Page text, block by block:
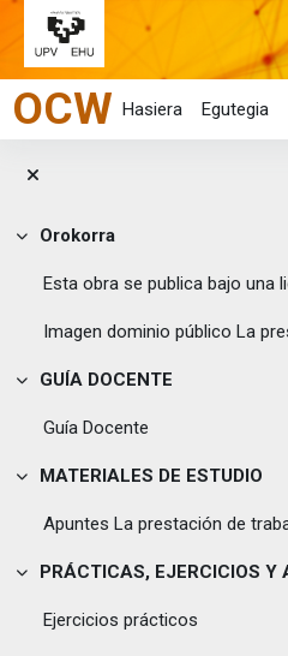
Joan eduki nagusira zuzenean
OCW Hasiera Egutegia
Tolestu
Orokorra
Tolestu
GUÍA DOCENTE
Guía Docente
Tolestu
MATERIALES DE ESTUDIO
Tolestu
Ejercicios prácticos